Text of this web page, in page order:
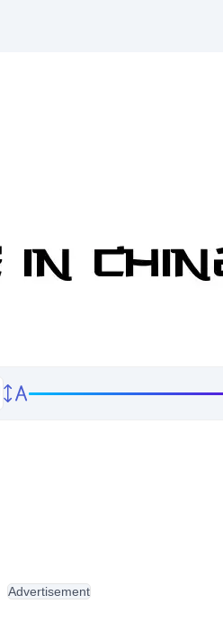
Advertisement